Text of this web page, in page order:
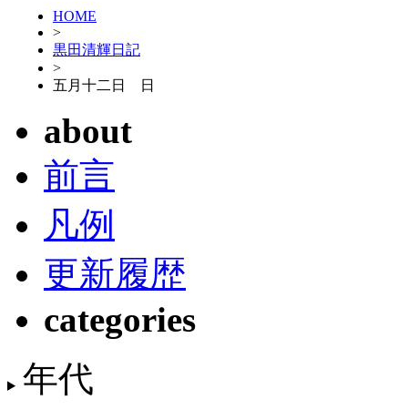
HOME
>
黒田清輝日記
>
五月十二日 日
about
前言
凡例
更新履歴
categories
年代